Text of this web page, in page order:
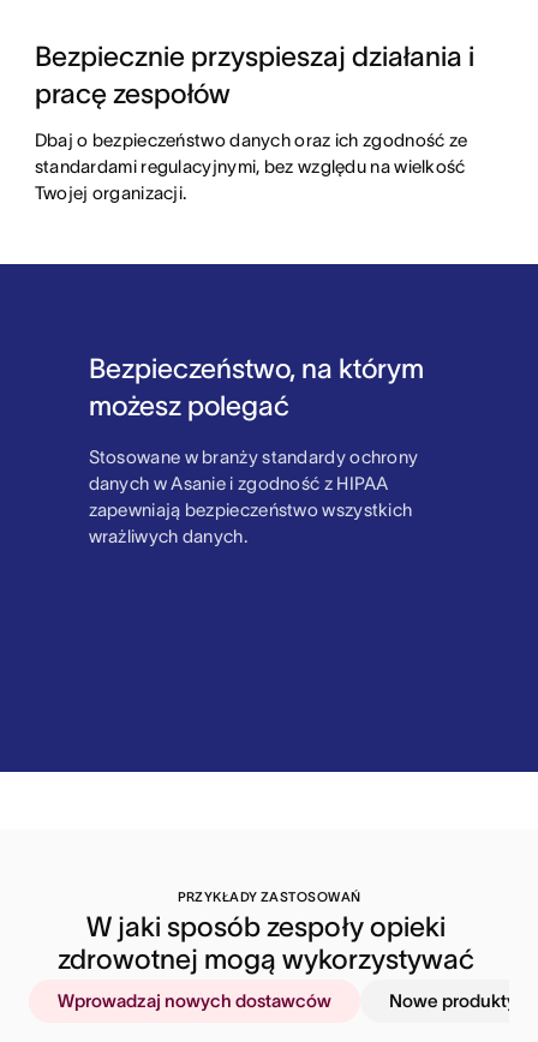
Bezpiecznie przyspieszaj działania i
pracę zespołów
Dbaj o bezpieczeństwo danych oraz ich zgodność ze
standardami regulacyjnymi, bez względu na wielkość
Twojej organizacji.
Bezpieczeństwo, na którym
możesz polegać
Stosowane w branży standardy ochrony
danych w Asanie i zgodność z HIPAA
zapewniają bezpieczeństwo wszystkich
wrażliwych danych.
PRZYKŁADY ZASTOSOWAŃ
W jaki sposób zespoły opieki
zdrowotnej mogą wykorzystywać
Asanę
Wprowadzaj nowych dostawców Nowe produkty